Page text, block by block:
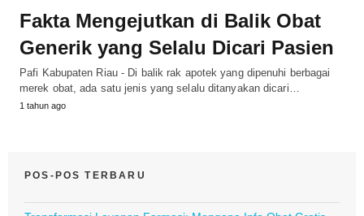
Fakta Mengejutkan di Balik Obat
Generik yang Selalu Dicari Pasien
Pafi Kabupaten Riau - Di balik rak apotek yang dipenuhi berbagai
merek obat, ada satu jenis yang selalu ditanyakan dicari…
1 tahun ago
POS-POS TERBARU